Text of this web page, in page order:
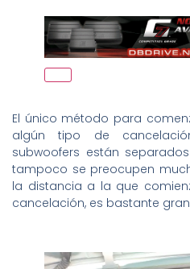
El único método para
algún tipo de
subwoofers están
tampoco se preocupen
la distancia a la que
cancelación, es bastante